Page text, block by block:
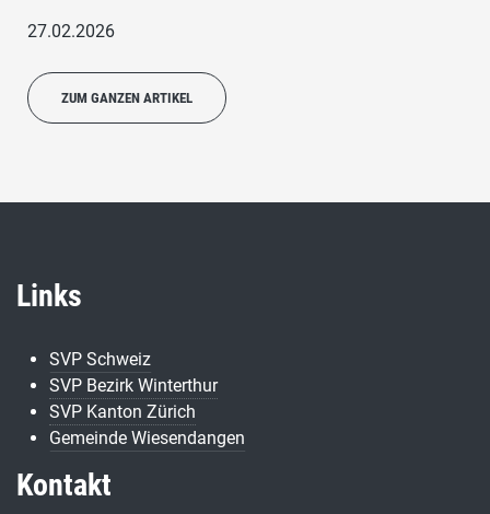
27.02.2026
ZUM GANZEN ARTIKEL
Links
SVP Schweiz
SVP Bezirk Winterthur
SVP Kanton Zürich
Gemeinde Wiesendangen
Kontakt